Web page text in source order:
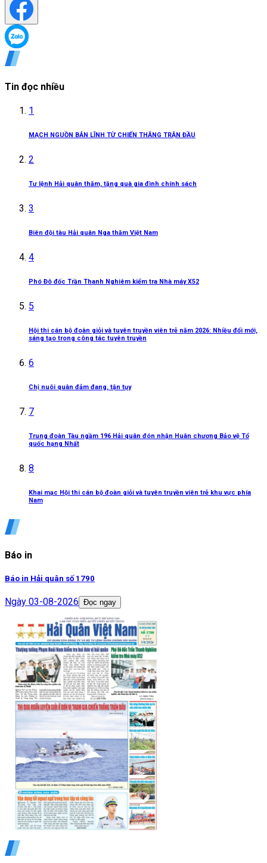
Tin đọc nhiều
1
MẠCH NGUỒN BẢN LĨNH TỪ CHIẾN THẮNG TRẬN ĐẦU
2
Tư lệnh Hải quân thăm, tặng quà gia đình chính sách
3
Biên đội tàu Hải quân Nga thăm Việt Nam
4
Phó Đô đốc Trần Thanh Nghiêm kiểm tra Nhà máy X52
5
Hội thi cán bộ đoàn giỏi và tuyên truyền viên trẻ năm 2026: Nhiều đổi mới,
sáng tạo trong công tác tuyên truyền
6
Chị nuôi quân đảm đang, tận tụy
7
Trung đoàn Tàu ngầm 196 Hải quân đón nhận Huân chương Bảo vệ Tổ
quốc hạng Nhất
8
Khai mạc Hội thi cán bộ đoàn giỏi và tuyên truyền viên trẻ khu vực phía
Nam
Báo in
Báo in Hải quân số 1790
Ngày 03-08-2026 Đọc ngay